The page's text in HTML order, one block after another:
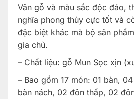
Vân gỗ và màu sắc độc đáo,
nghĩa phong thủy cực tốt và
đặc biệt khác mà bộ sản
gia chủ.
– Chất liệu: gỗ Mun Sọc xịn
– Bao gồm 17 món: 01 bàn,
bàn nách, 02 đôn thấp, 02